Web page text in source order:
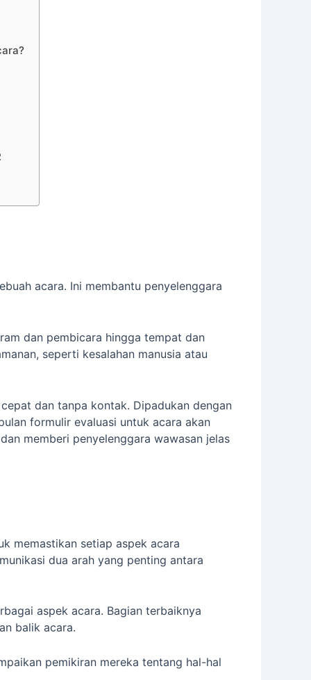
acara. Ini membantu penyelenggara
dan pembicara hingga tempat dan
seperti kesalahan manusia atau
dan tanpa kontak. Dipadukan dengan
formulir evaluasi untuk acara akan
memberi penyelenggara wawasan jelas
memastikan setiap aspek acara
dua arah yang penting antara
aspek acara. Bagian terbaiknya
balik acara.
pemikiran mereka tentang hal-hal